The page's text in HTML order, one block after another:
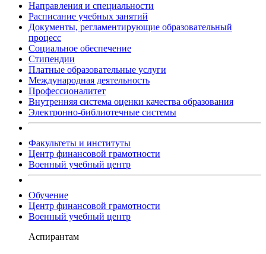
Направления и специальности
Расписание учебных занятий
Документы, регламентирующие образовательный
процесс
Социальное обеспечение
Стипендии
Платные образовательные услуги
Международная деятельность
Профессионалитет
Внутренняя система оценки качества образования
Электронно-библиотечные системы
Факультеты и институты
Центр финансовой грамотности
Военный учебный центр
Обучение
Центр финансовой грамотности
Военный учебный центр
Аспирантам